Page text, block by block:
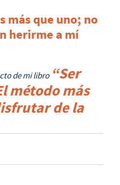
más que uno; no
herirme a mí
de mi libro “Ser
método más
de la